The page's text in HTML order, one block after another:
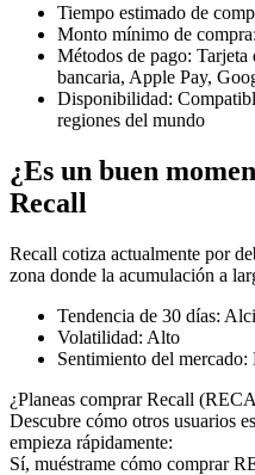
TradFi
Derivados de acciones,
primas
Futuros del USDC
Futuros que utilizan
Tiempo estimado de
Monto mínimo de compra:
Métodos de pago: Tarjeta
bancaria, Apple Pay,
Disponibilidad:
regiones del mundo
¿Es un buen
Recall
Recall cotiza actualmente por
zona donde la acumulación a
Tendencia de 30 días:
Volatilidad: Alto
Sentimiento del mercado:
¿Planeas comprar Recall
Descubre cómo otros usuarios
empieza rápidamente:
Sí, muéstrame cómo comprar